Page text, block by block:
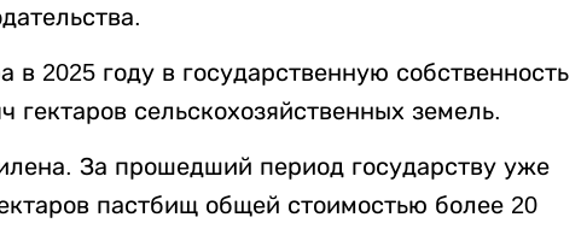
в 2025 году в государственную собственность
сельскохозяйственных земель.
За прошедший период государству уже
пастбищ общей стоимостью более 20